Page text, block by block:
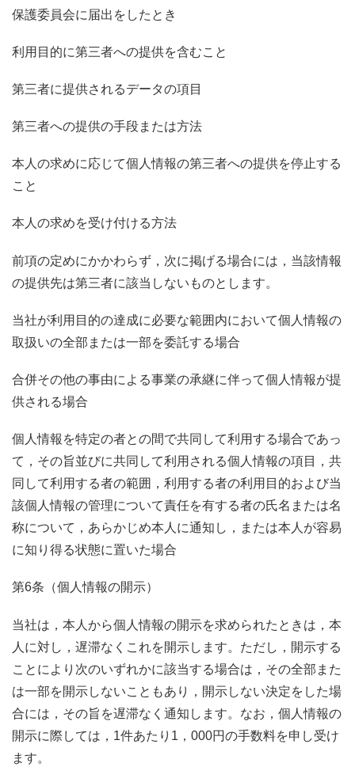
保護委員会に届出をしたとき
利用目的に第三者への提供を含むこと
第三者に提供されるデータの項目
第三者への提供の手段または方法
本人の求めに応じて個人情報の第三者への提供を停止する
こと
本人の求めを受け付ける方法
前項の定めにかかわらず，次に掲げる場合には，当該情報
の提供先は第三者に該当しないものとします。
当社が利用目的の達成に必要な範囲内において個人情報の
取扱いの全部または一部を委託する場合
合併その他の事由による事業の承継に伴って個人情報が提
供される場合
個人情報を特定の者との間で共同して利用する場合であっ
て，その旨並びに共同して利用される個人情報の項目，共
同して利用する者の範囲，利用する者の利用目的および当
該個人情報の管理について責任を有する者の氏名または名
称について，あらかじめ本人に通知し，または本人が容易
に知り得る状態に置いた場合
第6条（個人情報の開示）
当社は，本人から個人情報の開示を求められたときは，本
人に対し，遅滞なくこれを開示します。ただし，開示する
ことにより次のいずれかに該当する場合は，その全部また
は一部を開示しないこともあり，開示しない決定をした場
合には，その旨を遅滞なく通知します。なお，個人情報の
開示に際しては，1件あたり1，000円の手数料を申し受け
ます。